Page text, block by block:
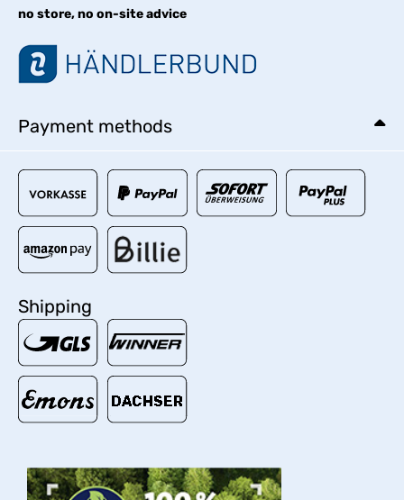
no store, no on-site advice
Payment methods
Shipping